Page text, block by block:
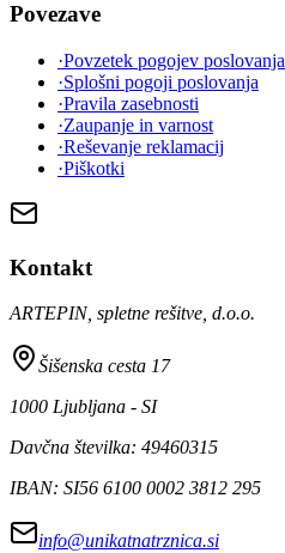
Povezave
·Povzetek pogojev poslovanja
·Splošni pogoji poslovanja
·Pravila zasebnosti
·Zaupanje in varnost
·Reševanje reklamacij
·Piškotki
Kontakt
ARTEPIN, spletne rešitve, d.o.o.
Šišenska cesta 17
1000 Ljubljana - SI
Davčna številka: 49460315
IBAN: SI56 6100 0002 3812 295
info@unikatnatrznica.si